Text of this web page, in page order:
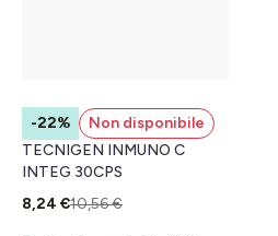
-22%
Non disponibile
TECNIGEN INMUNO C
INTEG 30CPS
8,24 €10,56 €